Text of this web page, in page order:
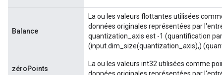
Balance
La ou les valeurs flottantes utilisées
données originales représentées par
quantization_axis est -1 (quantification
(input.dim_size(quantization_axis),)
zéroPoints
La ou les valeurs int32 utilisées comme
données originales représentées par